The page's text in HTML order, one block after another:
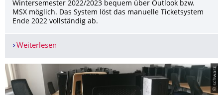
Wintersemester 2022/2023 bequem über Outlook bzw.
MSX möglich. Das System löst das manuelle Ticketsystem
Ende 2022 vollständig ab.
Weiterlesen
© schwarz